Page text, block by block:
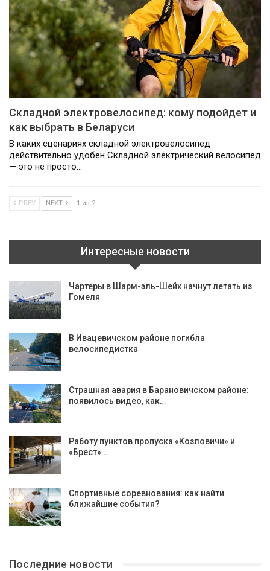
Складной электровелосипед: кому подойдет и
как выбрать в Беларуси
В каких сценариях складной электровелосипед
действительно удобен Складной электрический велосипед
— это не просто…
PREV NEXT 1 из 2
Интересные новости
Чартеры в Шарм-эль-Шейх начнут летать из
Гомеля
В Ивацевичском районе погибла
велосипедистка
Страшная авария в Барановичском районе:
появилось видео, как…
Работу пунктов пропуска «Козловичи» и
«Брест»…
Спортивные соревнования: как найти
ближайшие события?
Последние новости